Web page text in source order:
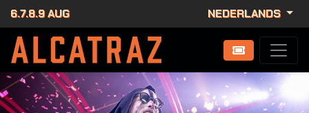
6.7.8.9 AUG NEDERLANDS